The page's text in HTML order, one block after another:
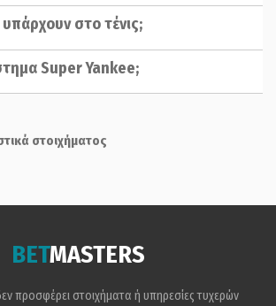
στο τένις;
Super Yankee;
στοιχήματος
BETMASTERS
προσφέρει στοιχήματα ή υπηρεσίες τυχερών